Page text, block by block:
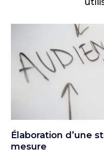
Élaboration d’une
mesure